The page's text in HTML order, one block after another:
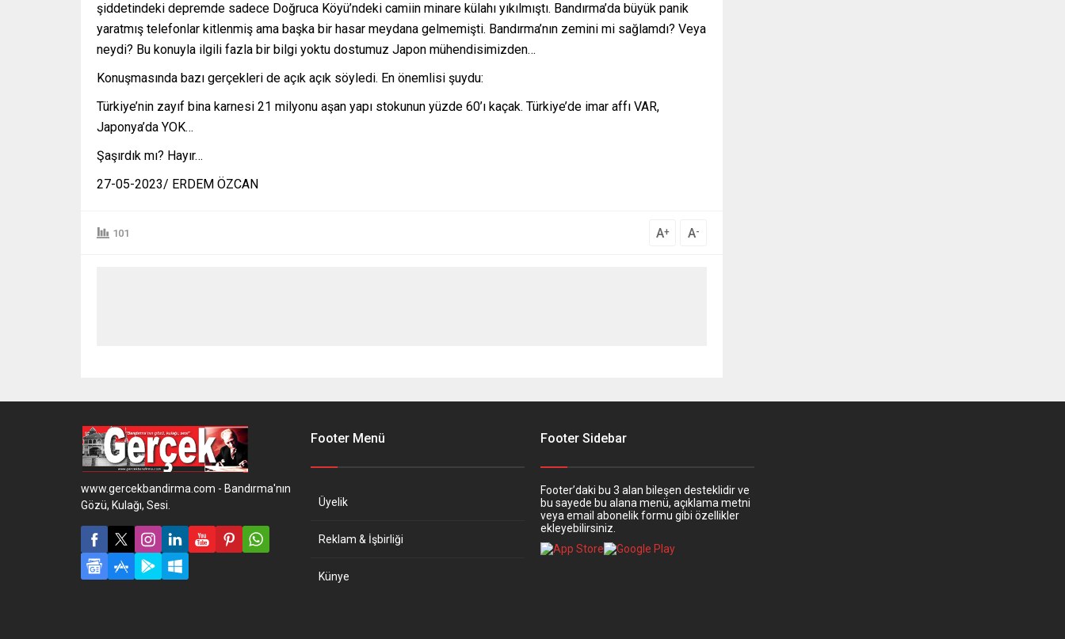
şiddetindeki depremde sadece Doğruca Köyü’ndeki camiin minare külahı yıkılmıştı. Bandırma’da büyük panik
yaratmış telefonlar kitlenmiş ama başka bir hasar meydana gelmemişti. Bandırma’nın zemini mi sağlamdı? Veya
neydi? Bu konuyla ilgili fazla bir bilgi yoktu dostumuz Japon mühendisimizden…
Konuşmasında bazı gerçekleri de açık açık söyledi. En önemlisi şuydu:
Türkiye’nin zayıf bina karnesi 21 milyonu aşan yapı stokunun yüzde 60’ı kaçak. Türkiye’de imar affı VAR,
Japonya’da YOK…
Şaşırdık mı? Hayır…
27-05-2023/ ERDEM ÖZCAN
101 A+ A-
www.gercekbandirma.com - Bandırma'nın
Gözü, Kulağı, Sesi.
Footer Menü
Üyelik
Reklam & İşbirliği
Künye
Footer Sidebar
Footer’daki bu 3 alan bileşen desteklidir ve
bu sayede bu alana menü, açıklama metni
veya email abonelik formu gibi özellikler
ekleyebilirsiniz.